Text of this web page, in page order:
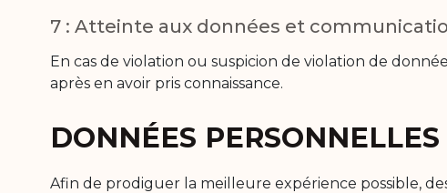
7 : Atteinte aux données et
En cas de violation ou suspicion de violation de
après en avoir pris connaissance.
DONNÉES PERSONNELLES
Afin de prodiguer la meilleure expérience possible,